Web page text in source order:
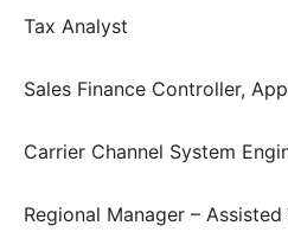
Tax Analyst
Sales Finance Controller,
Carrier Channel System
Regional Manager – Assisted